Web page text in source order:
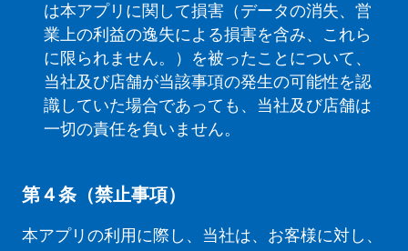
は本アプリに関して損害（データの消失、営
業上の利益の逸失による損害を含み、これら
に限られません。）を被ったことについて、
当社及び店舗が当該事項の発生の可能性を認
識していた場合であっても、当社及び店舗は
一切の責任を負いません。
第４条（禁止事項）
本アプリの利用に際し、当社は、お客様に対し、